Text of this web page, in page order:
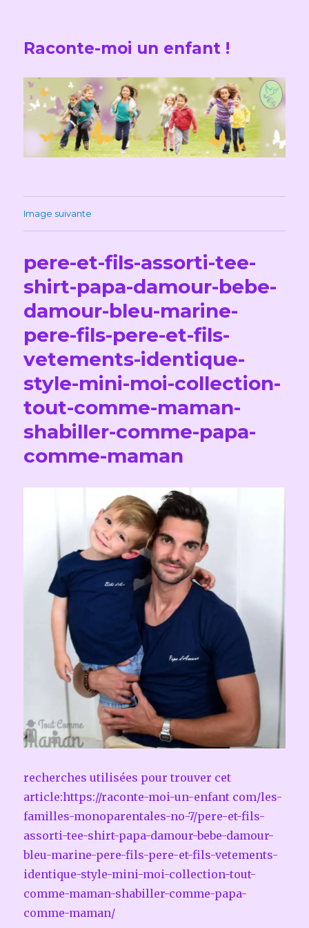
Raconte-moi un enfant !
Image suivante
pere-et-fils-assorti-tee-
shirt-papa-damour-bebe-
damour-bleu-marine-
pere-fils-pere-et-fils-
vetements-identique-
style-mini-moi-collection-
tout-comme-maman-
shabiller-comme-papa-
comme-maman
recherches utilisées pour trouver cet
article:https://raconte-moi-un-enfant com/les-
familles-monoparentales-no-7/pere-et-fils-
assorti-tee-shirt-papa-damour-bebe-damour-
bleu-marine-pere-fils-pere-et-fils-vetements-
identique-style-mini-moi-collection-tout-
comme-maman-shabiller-comme-papa-
comme-maman/